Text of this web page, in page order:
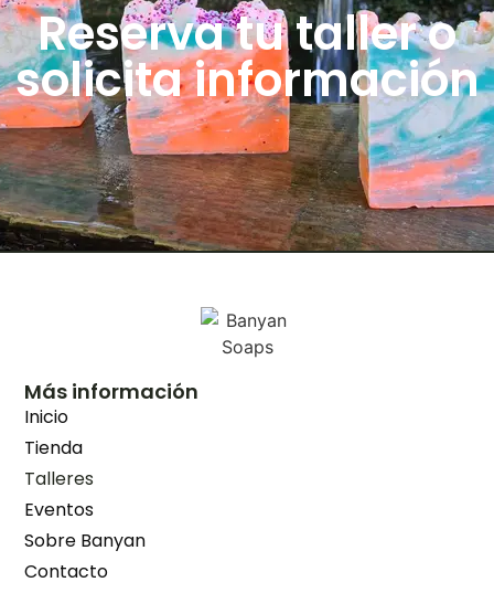
Reserva tu taller o
solicita información
Más información
Inicio
Tienda
Talleres
Eventos
Sobre Banyan
Contacto